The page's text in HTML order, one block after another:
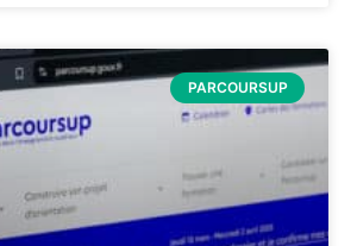
PARCOURSUP